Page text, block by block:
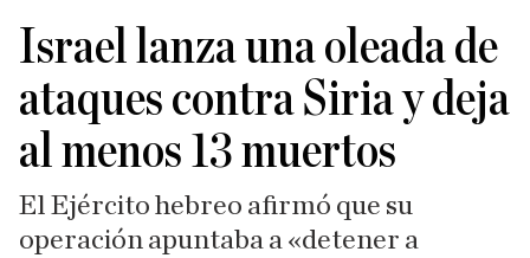
Israel lanza una oleada de
ataques contra Siria y deja
al menos 13 muertos
El Ejército hebreo afirmó que su
operación apuntaba a «detener a